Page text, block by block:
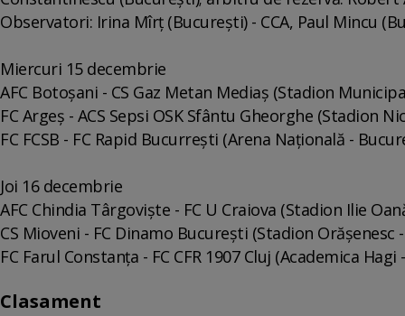
Observatori: Irina Mîrţ (Bucureşti) - CCA, Paul Mincu
Miercuri 15 decembrie
AFC Botoşani - CS Gaz Metan Mediaş (Stadion
FC Argeş - ACS Sepsi OSK Sfântu Gheorghe (Stadion
FC FCSB - FC Rapid Bucurreşti (Arena Naţională -
Joi 16 decembrie
AFC Chindia Târgovişte - FC U Craiova (Stadion Ilie
CS Mioveni - FC Dinamo Bucureşti (Stadion Orăşenesc
FC Farul Constanţa - FC CFR 1907 Cluj (Academica
Clasament